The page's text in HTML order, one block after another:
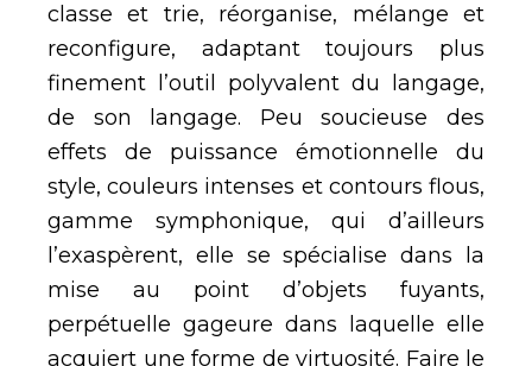
classe et trie, réorganise, mélange et
reconfigure, adaptant toujours plus
finement l’outil polyvalent du langage,
de son langage. Peu soucieuse des
effets de puissance émotionnelle du
style, couleurs intenses et contours flous,
gamme symphonique, qui d’ailleurs
l’exaspèrent, elle se spécialise dans la
mise au point d’objets fuyants,
perpétuelle gageure dans laquelle elle
acquiert une forme de virtuosité. Faire le